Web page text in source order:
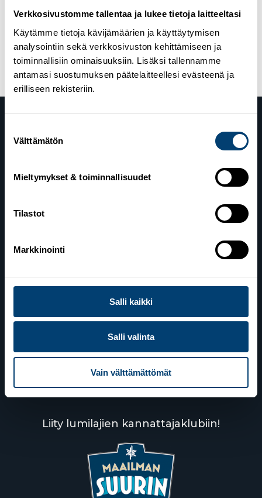
Verkkosivustomme tallentaa ja lukee tietoja laitteeltasi
Käytämme tietoja kävijämäärien ja käyttäytymisen
analysointiin sekä verkkosivuston kehittämiseen ja
toiminnallisiin ominaisuuksiin. Lisäksi tallennamme
antamasi suostumuksen päätelaitteellesi evästeenä ja
erilliseen rekisteriin.
valinta
Välttämätön
Mieltymykset & toiminnallisuudet
Tilastot
Markkinointi
Salli kaikki
Salli valinta
Vain välttämättömät
16.6.2021
Talviuniversiadit kilpaillaan joulukuussa
2021 Sveitsin Luzernissa – haku maastohiihdon
joukkueeseen on nyt käynnissä
Lahden toimisto
Suomen Hiihtoliitto c/o Salppuri Oy
Veikko Kankkosen raitti
15110 Lahti
Liity lumilajien kannattajaklubiin!